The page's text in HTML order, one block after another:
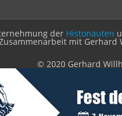
der Histonauten
mit Gerhard
© 2020 Gerhard